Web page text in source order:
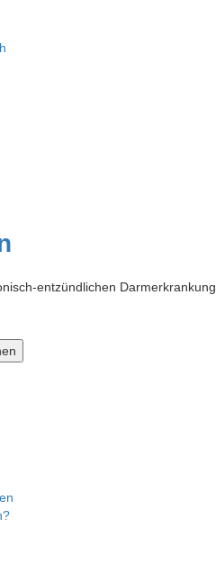
entzündlichen Darmerkrankung